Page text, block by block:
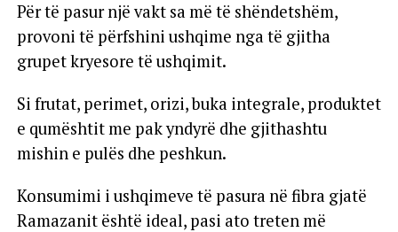
Për të pasur një vakt sa më të shëndetshëm,
provoni të përfshini ushqime nga të gjitha
grupet kryesore të ushqimit.
Si frutat, perimet, orizi, buka integrale, produktet
e qumështit me pak yndyrë dhe gjithashtu
mishin e pulës dhe peshkun.
Konsumimi i ushqimeve të pasura në fibra gjatë
Ramazanit është ideal, pasi ato treten më